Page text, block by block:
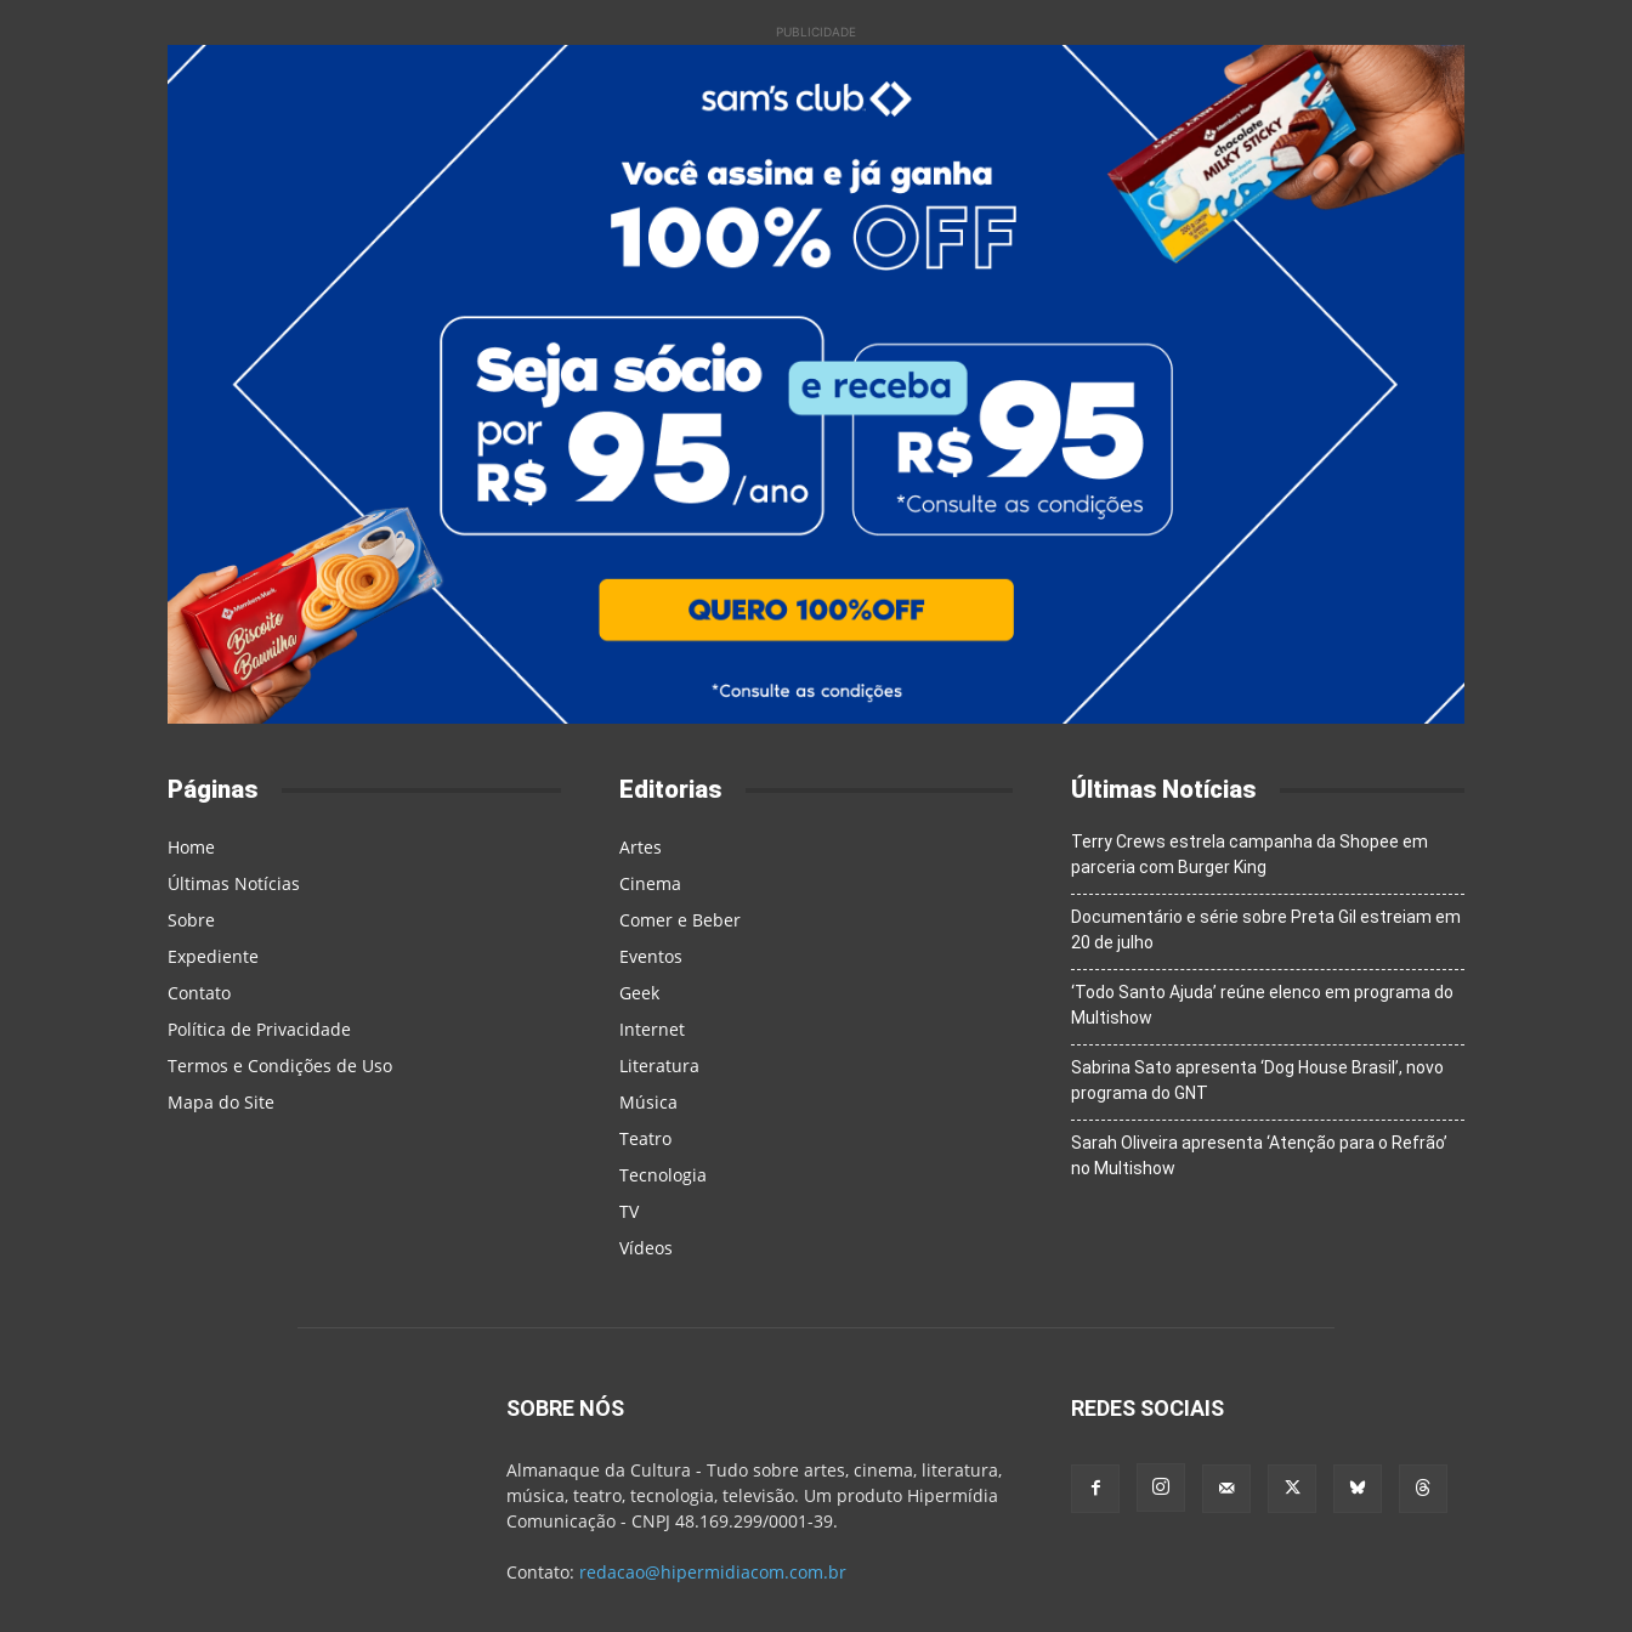
PUBLICIDADE
Páginas
Home
Últimas Notícias
Sobre
Expediente
Contato
Política de Privacidade
Termos e Condições de Uso
Mapa do Site
Editorias
Artes
Cinema
Comer e Beber
Eventos
Geek
Internet
Literatura
Música
Teatro
Tecnologia
TV
Vídeos
Últimas Notícias
Terry Crews estrela campanha da Shopee em
parceria com Burger King
Documentário e série sobre Preta Gil estreiam em
20 de julho
‘Todo Santo Ajuda’ reúne elenco em programa do
Multishow
Sabrina Sato apresenta ‘Dog House Brasil’, novo
programa do GNT
Sarah Oliveira apresenta ‘Atenção para o Refrão’
no Multishow
SOBRE NÓS
Almanaque da Cultura - Tudo sobre artes, cinema, literatura,
música, teatro, tecnologia, televisão. Um produto Hipermídia
Comunicação - CNPJ 48.169.299/0001-39.
Contato: redacao@hipermidiacom.com.br
REDES SOCIAIS